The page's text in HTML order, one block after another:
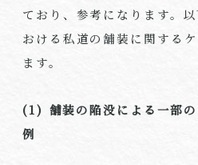
ており、参考になります。
おける私道の舗装に関する
ます。
(1) 舗装の陥没による一部
例